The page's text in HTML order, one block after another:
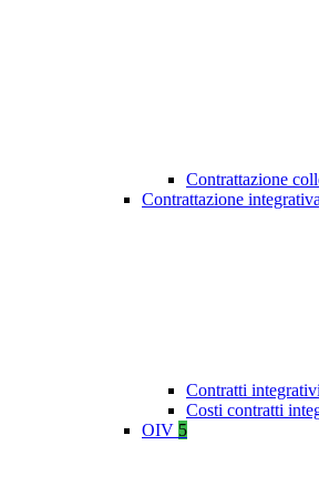
Contrattazione
Contrattazione integrativa
Contratti integrativi
Costi contratti
OIV 5